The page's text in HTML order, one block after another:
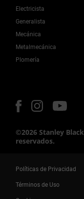
Electricista
Generalista
Mecánica
Metalmecánica
Plomería
©2026 Stanley
reservados.
Políticas de Privacidad
Términos de Uso